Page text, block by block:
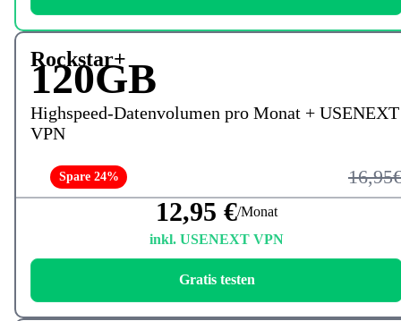
Rockstar+
120GB
Highspeed-Datenvolumen pro Monat + USENEXT
VPN
Spare 24%
12,95 €/Monat
inkl. USENEXT VPN
Gratis testen